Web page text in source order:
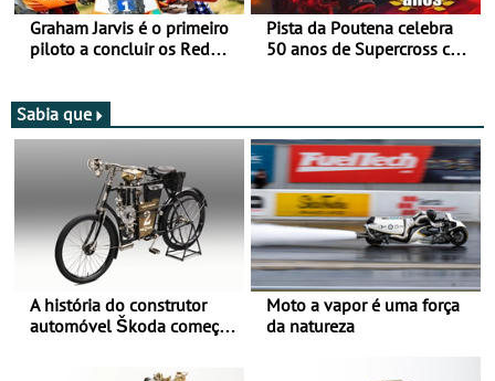
Graham Jarvis é o primeiro
piloto a concluir os Red
Pista da Poutena celebra
50 anos de Supercross com
Sabia que
A história do construtor
automóvel Škoda começou
Moto a vapor é uma força
da natureza